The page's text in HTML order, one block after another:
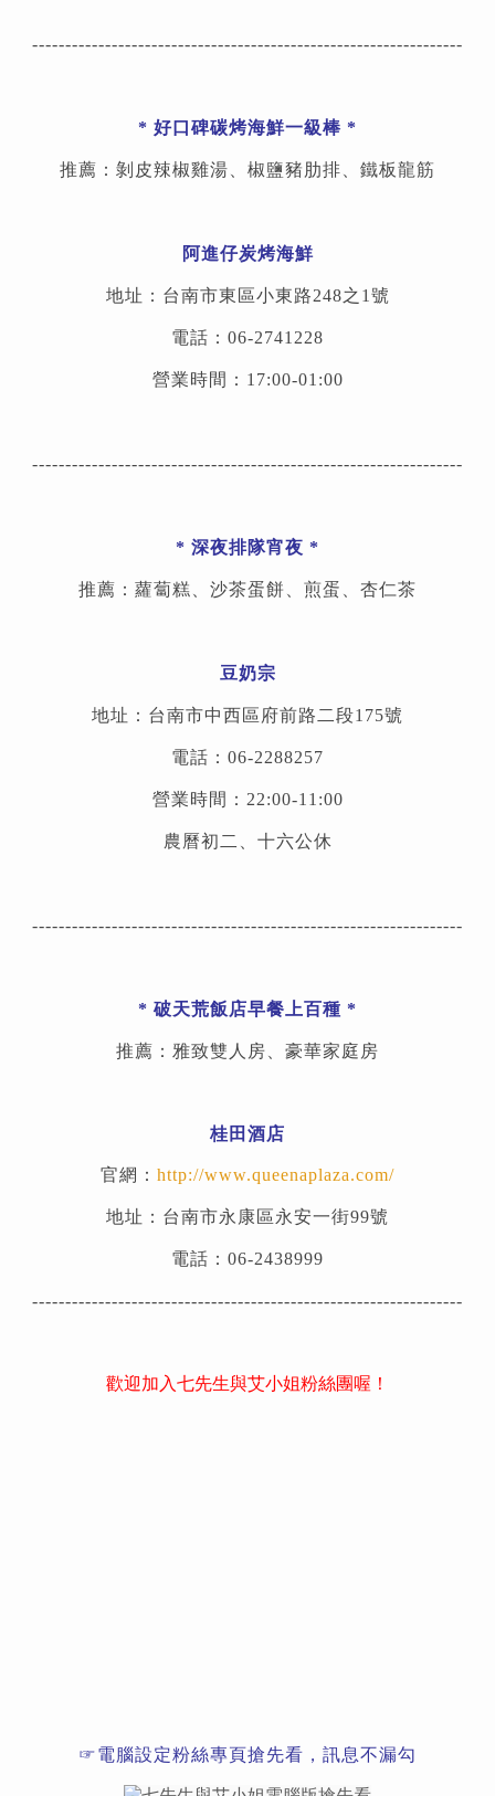
-----------------------------------------------------------------
* 好口碑碳烤海鮮一級棒 *
推薦：剝皮辣椒雞湯、椒鹽豬肋排、鐵板龍筋
阿進仔炭烤海鮮
地址：台南市東區小東路248之1號
電話：06-2741228
營業時間：17:00-01:00
-----------------------------------------------------------------
* 深夜排隊宵夜 *
推薦：蘿蔔糕、沙茶蛋餅、煎蛋、杏仁茶
豆奶宗
地址：台南市中西區府前路二段175號
電話：06-2288257
營業時間：22:00-11:00
農曆初二、十六公休
-----------------------------------------------------------------
* 破天荒飯店早餐上百種 *
推薦：雅致雙人房、豪華家庭房
桂田酒店
官網： http://www.queenaplaza.com/
地址：台南市永康區永安一街99號
電話：06-2438999
-----------------------------------------------------------------
歡迎加入七先生與艾小姐粉絲團喔！
☞電腦設定粉絲專頁搶先看，訊息不漏勾